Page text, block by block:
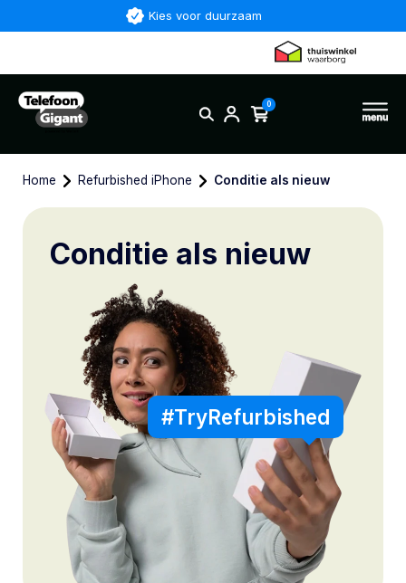
Kies voor duurzaam
0
Home Refurbished iPhone Conditie als nieuw
Conditie als nieuw
#TryRefurbished